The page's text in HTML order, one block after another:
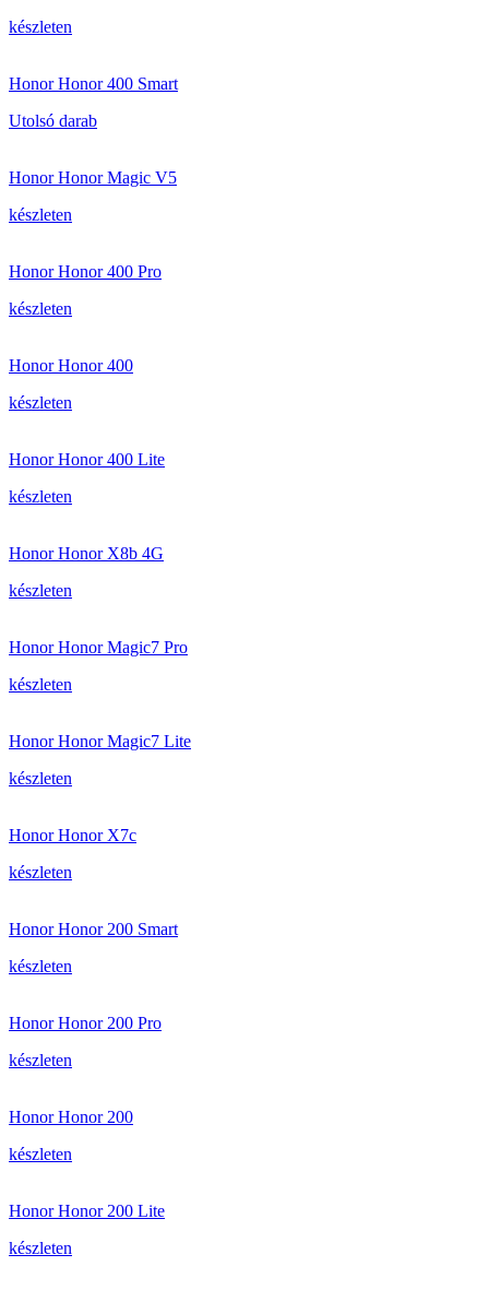
készleten
Honor Honor 400 Smart
Utolsó darab
Honor Honor Magic V5
készleten
Honor Honor 400 Pro
készleten
Honor Honor 400
készleten
Honor Honor 400 Lite
készleten
Honor Honor X8b 4G
készleten
Honor Honor Magic7 Pro
készleten
Honor Honor Magic7 Lite
készleten
Honor Honor X7c
készleten
Honor Honor 200 Smart
készleten
Honor Honor 200 Pro
készleten
Honor Honor 200
készleten
Honor Honor 200 Lite
készleten